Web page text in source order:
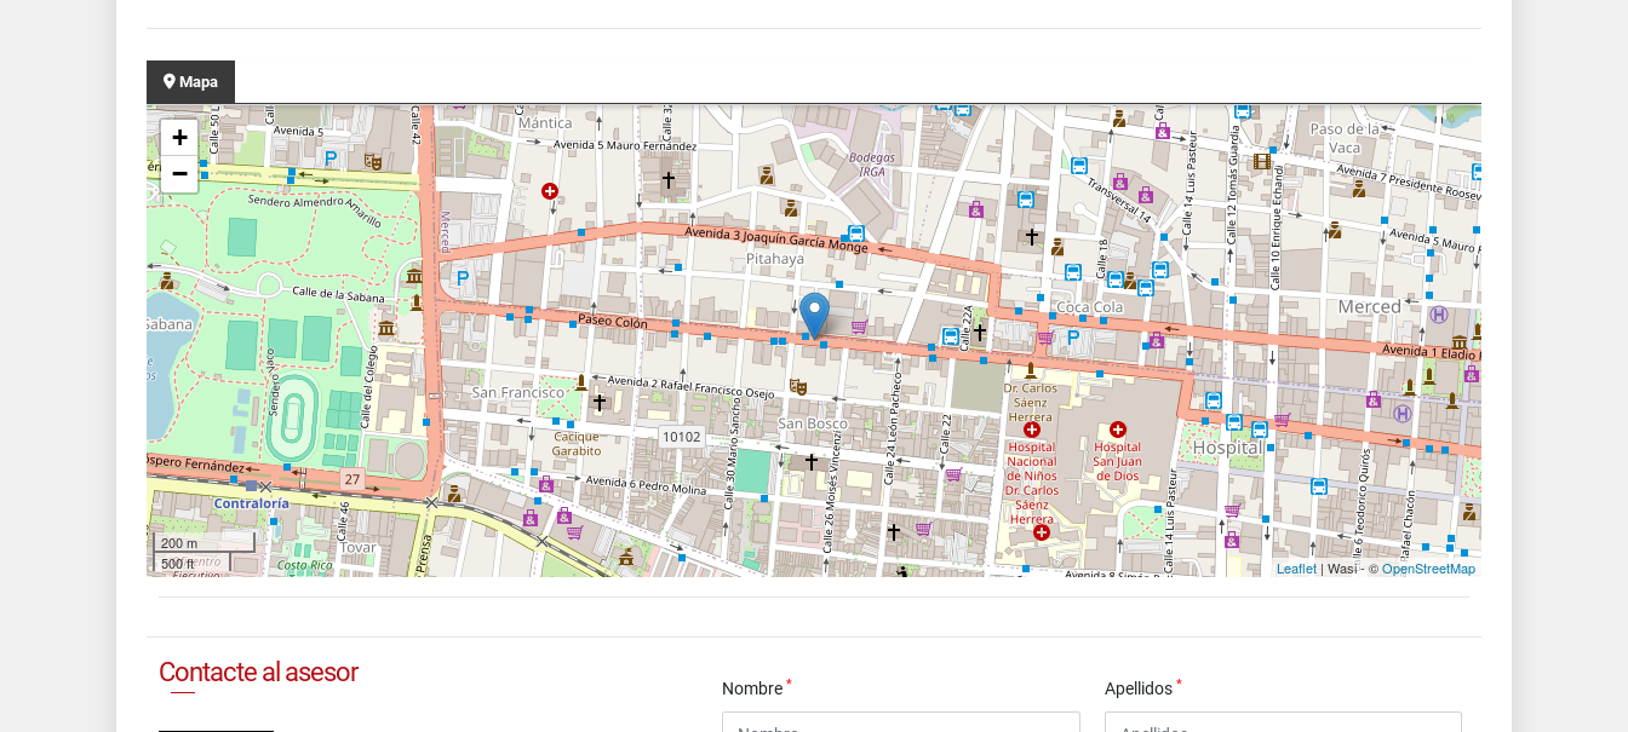
Mapa
+
−
200 m
500 ft
Leaflet | Wasi - ©OpenStreetMap
Contacte al asesor
Nombre* Apellidos *